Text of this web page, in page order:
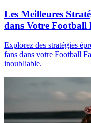
Les Meilleures
dans Votre Football
Explorez des stratégies
fans dans votre Football
inoubliable.